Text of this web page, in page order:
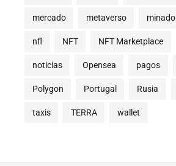
mercado metaverso minado
nfl NFT NFT Marketplace
noticias Opensea pagos
Polygon Portugal Rusia
taxis TERRA wallet